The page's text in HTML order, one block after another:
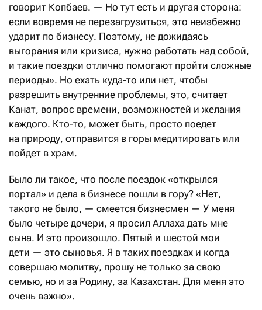
говорит Копбаев. — Но тут есть и другая сторона:
если вовремя не перезагрузиться, это неизбежно
ударит по бизнесу. Поэтому, не дожидаясь
выгорания или кризиса, нужно работать над собой,
и такие поездки отлично помогают пройти сложные
периоды». Но ехать куда-то или нет, чтобы
разрешить внутренние проблемы, это, считает
Канат, вопрос времени, возможностей и желания
каждого. Кто-то, может быть, просто поедет
на природу, отправится в горы медитировать или
пойдет в храм.
Было ли такое, что после поездок «открылся
портал» и дела в бизнесе пошли в гору? «Нет,
такого не было, — смеется бизнесмен — У меня
было четыре дочери, я просил Аллаха дать мне
сына. И это произошло. Пятый и шестой мои
дети — это сыновья. Я в таких поездках и когда
совершаю молитву, прошу не только за свою
семью, но и за Родину, за Казахстан. Для меня это
очень важно».